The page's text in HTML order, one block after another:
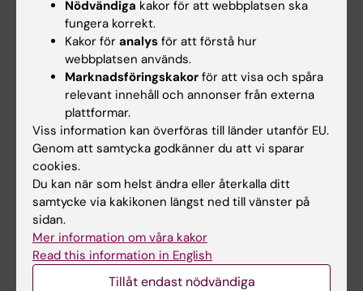
Kalender
Schema
Studentmejlen
Kurs- och programwebbar
Student på KI
Nödvändiga kakor för att webbplatsen ska
fungera korrekt.
Kakor för analys för att förstå hur
webbplatsen används.
Marknadsföringskakor för att visa och spåra
relevant innehåll och annonser från externa
plattformar.
Viss information kan överföras till länder utanför EU.
Genom att samtycka godkänner du att vi sparar
cookies.
Du kan när som helst ändra eller återkalla ditt
samtycke via kakikonen längst ned till vänster på
sidan.
Mer information om våra kakor
Read this information in English
Tillåt endast nödvändiga